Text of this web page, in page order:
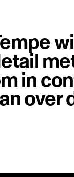
in
over